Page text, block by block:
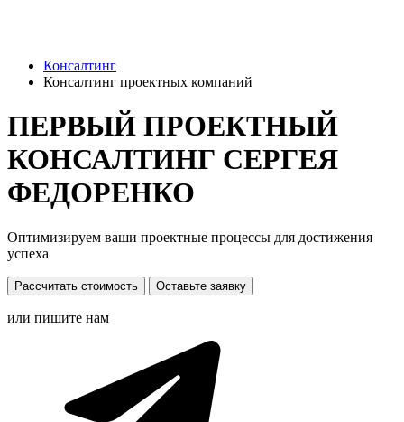
Консалтинг
Консалтинг проектных компаний
ПЕРВЫЙ ПРОЕКТНЫЙ
КОНСАЛТИНГ СЕРГЕЯ
ФЕДОРЕНКО
Оптимизируем ваши проектные процессы для достижения
успеха
Рассчитать стоимость Оставьте заявку
или пишите нам